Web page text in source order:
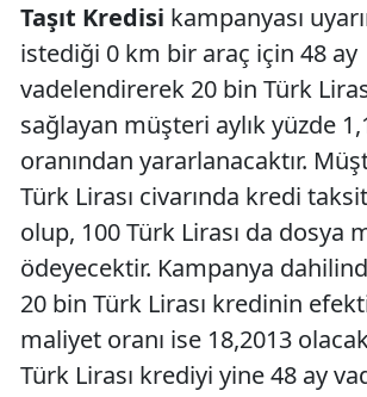
Taşıt Kredisi kampanyası
istediği 0 km bir araç için 48 ay
vadelendirerek 20 bin Türk
sağlayan müşteri aylık yüzde
oranından yararlanacaktır.
Türk Lirası civarında kredi
olup, 100 Türk Lirası da dosya
ödeyecektir. Kampanya
20 bin Türk Lirası kredinin
maliyet oranı ise 18,2013
Türk Lirası krediyi yine 48 ay